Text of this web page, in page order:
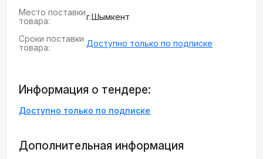
Место поставки
товара:
г.Шымкент
Сроки поставки
товара:
Доступно только по подписке
Информация о тендере:
Доступно только по подписке
Дополнительная информация